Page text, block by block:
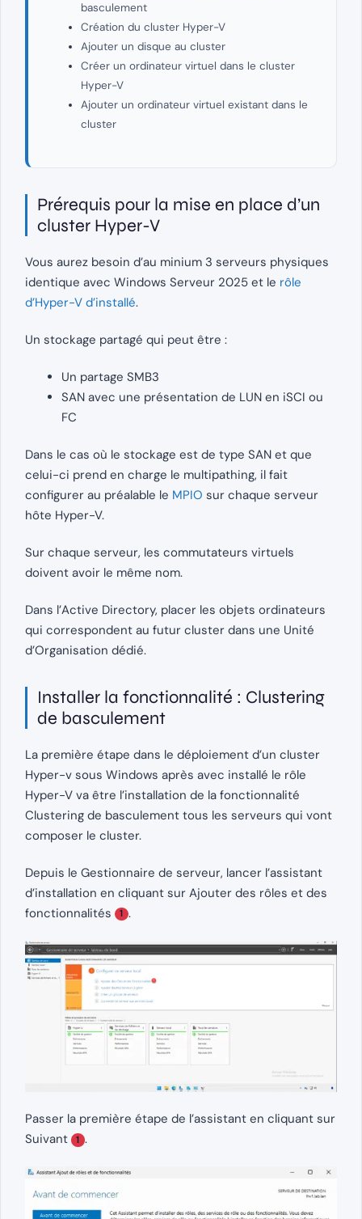
basculement
Création du cluster Hyper-V
Ajouter un disque au cluster
Créer un ordinateur virtuel dans le cluster
Hyper-V
Ajouter un ordinateur virtuel existant dans le
cluster
Prérequis pour la mise en place d’un
cluster Hyper-V
Vous aurez besoin d’au minium 3 serveurs physiques
identique avec Windows Serveur 2025 et le rôle
d’Hyper-V d’installé.
Un stockage partagé qui peut être :
Un partage SMB3
SAN avec une présentation de LUN en iSCI ou
FC
Dans le cas où le stockage est de type SAN et que
celui-ci prend en charge le multipathing, il fait
configurer au préalable le MPIO sur chaque serveur
hôte Hyper-V.
Sur chaque serveur, les commutateurs virtuels
doivent avoir le même nom.
Dans l’Active Directory, placer les objets ordinateurs
qui correspondent au futur cluster dans une Unité
d’Organisation dédié.
Installer la fonctionnalité : Clustering
de basculement
La première étape dans le déploiement d’un cluster
Hyper-v sous Windows après avec installé le rôle
Hyper-V va être l’installation de la fonctionnalité
Clustering de basculement tous les serveurs qui vont
composer le cluster.
Depuis le Gestionnaire de serveur, lancer l’assistant
d’installation en cliquant sur Ajouter des rôles et des
fonctionnalités
1 .
Passer la première étape de l’assistant en cliquant sur
Suivant
1 .